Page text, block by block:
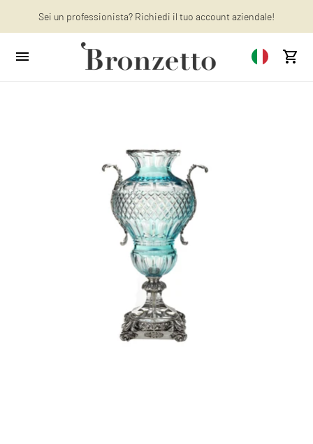
Sei un professionista? Richiedi il tuo account aziendale!